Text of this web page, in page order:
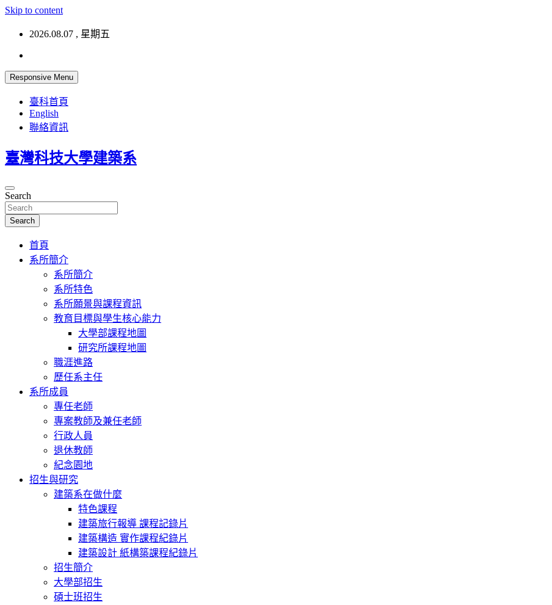
Skip to content
2026.08.07 , 星期五
Responsive Menu
臺科首頁
English
聯絡資訊
臺灣科技大學建築系
Search
Search
首頁
系所簡介
系所簡介
系所特色
系所願景與課程資訊
教育目標與學生核心能力
大學部課程地圖
研究所課程地圖
職涯進路
歷任系主任
系所成員
專任老師
專案教師及兼任老師
行政人員
退休教師
紀念園地
招生與研究
建築系在做什麼
特色課程
建築旅行報導 課程記錄片
建築構造 實作課程紀錄片
建築設計 紙構築課程紀錄片
招生簡介
大學部招生
碩士班招生